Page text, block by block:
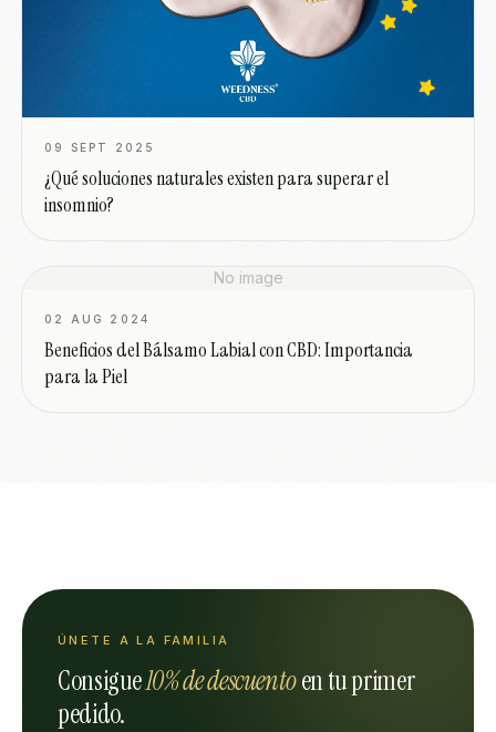
09 SEPT 2025
¿Qué soluciones naturales existen para superar el
insomnio?
No image
02 AUG 2024
Beneficios del Bálsamo Labial con CBD: Importancia
para la Piel
ÚNETE A LA FAMILIA
Consigue10% de descuentoen tu primer
pedido.